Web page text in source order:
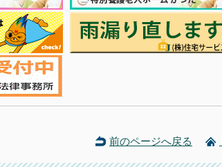
前のページへ戻る